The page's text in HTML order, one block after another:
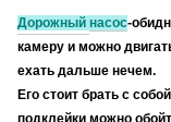
Дорожный насос-
камеру и можно
ехать дальше нечем.
Его стоит брать с